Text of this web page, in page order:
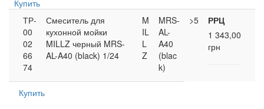
Купить
ТР-
00
02
66
74
Смеситель для
кухонной мойки
MILLZ черный MRS-
AL-A40 (black) 1/24
M
IL
L
Z
MRS-
AL-
A40
(blac
k)
>5
РРЦ
1 343,00
грн
Купить